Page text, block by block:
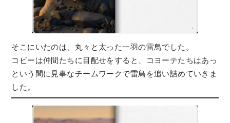
そこにいたのは、丸々と太った一羽の雷鳥でした。
コビーは仲間たちに目配せをすると、コヨーテたちはあっ
という間に見事なチームワークで雷鳥を追い詰めていきま
した。